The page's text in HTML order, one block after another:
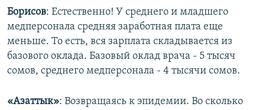
Борисов: Естественно! У среднего и младшего
медперсонала средняя заработная плата еще
меньше. То есть, вся зарплата складывается из
базового оклада. Базовый оклад врача - 5 тысяч
сомов, среднего медперсонала - 4 тысячи сомов.
«Азаттык»: Возвращаясь к эпидемии. Во сколько